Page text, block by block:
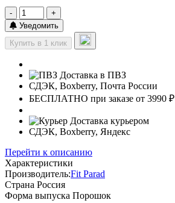
-
+
Уведомить
Купить в 1 клик
Доставка в ПВЗ
СДЭК, Boxberry, Почта России
БЕСПЛАТНО при заказе от 3990 ₽
Доставка курьером
СДЭК, Boxberry, Яндекс
Перейти к описанию
Характеристики
Производитель:Fit Parad
Страна Россия
Форма выпуска Порошок